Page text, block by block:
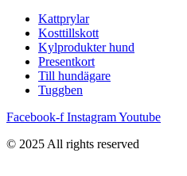
Kattprylar
Kosttillskott
Kylprodukter hund
Presentkort
Till hundägare
Tuggben
Facebook-f InstagramYoutube
© 2025 All rights reserved